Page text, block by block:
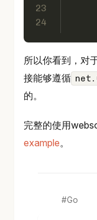
23
24
所以你看到，对
接能够遵循
的。
完整的使用
example。
Go